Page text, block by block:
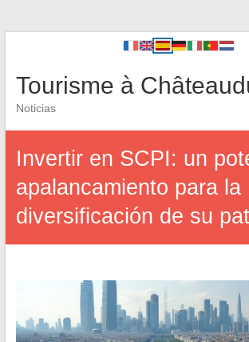
Tourisme à
Noticias
Invertir en SCPI: un
apalancamiento para la
diversificación de su